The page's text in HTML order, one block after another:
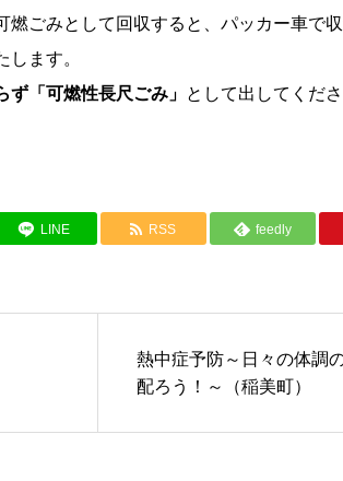
ごみとして回収すると、パッカー車で
ます。
ず「可燃性長尺ごみ」 として出してくだ
LINE RSS feedly
熱中症予防～日々の体調
配ろう！～（稲美町）